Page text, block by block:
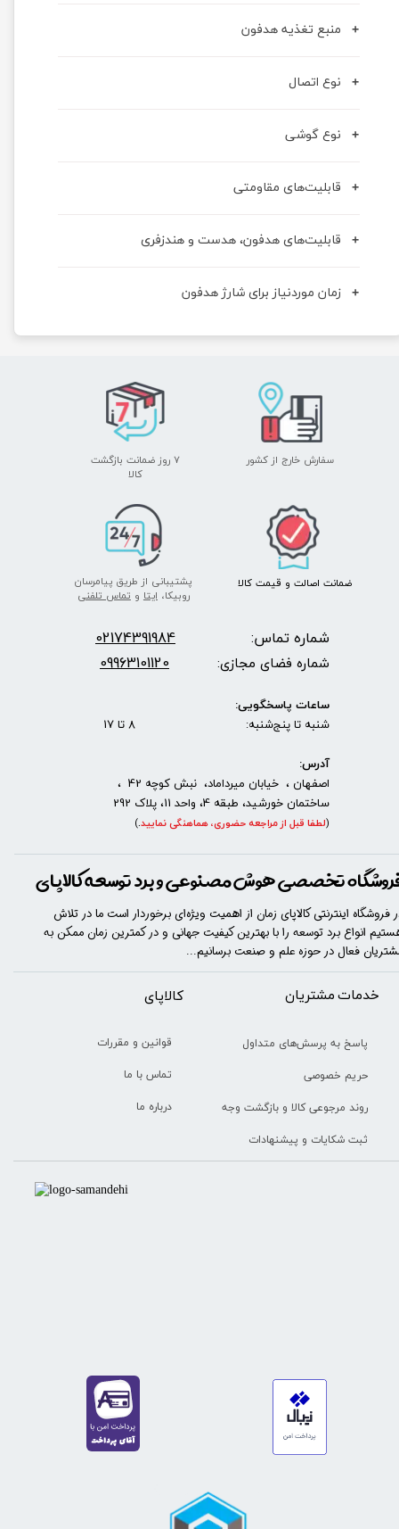
منبع تغذیه هدفون
نوع اتصال
نوع گوشی
قابلیت‌های مقاومتی
قابلیت‌های هدفون، هدست و هندزفری
زمان موردنیاز برای شارژ هدفون
پشتیبانی از طریق پیامرسان
روبیکا،ایتا وتماس تلفنی
سفارش خارج از کشور
۷ روز ضمانت بازگشت
​​​​​​​کالا
ضمانت اصالت و قیمت​​​​​​​ کالا ​​​​​​​
خدمات مشتریان
پاسخ به پرسش‌های متداول
حریم خصوصی
روند مرجوعی کالا و بازگشت وجه
ثبت شکایات و پیشنهادات
​​کالاپای
قوانین و مقررات
تماس با ما
درباره ما
تخصصی هوش مصنوعی و برد توسعه کالاپای
فروشگاه اینترنتی کالاپای زمان از اهمیت ویژه‌ای برخوردار است ما در تلاش
انواع برد توسعه را با​​​ بهترین کیفیت جهانی و در کمترین زمان ممکن به
فعال در حوزه علم و صنعت برسانیم...
شماره تماس: 02174391984
شماره فضای مجازی: 09963101120
ساعات پاسخگویی:
شنبه تا پنج‌شنبه: 8 تا 17
آدرس:
اصفهان ، خیابان میرداماد، نبش کوچه 42 ،
ساختمان خورشید، طبقه 4، واحد 11، پلاک 292
(لطفا قبل از مراجعه حضوری، هماهنگی نمایید.
)